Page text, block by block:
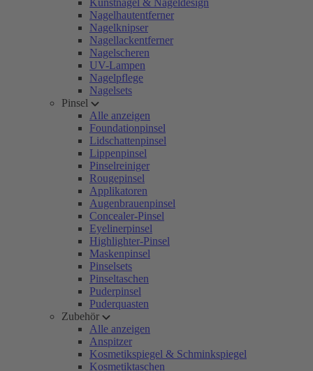
Kunstnägel & Nageldesign
Nagelhautentferner
Nagelknipser
Nagellackentferner
Nagelscheren
UV-Lampen
Nagelpflege
Nagelsets
Pinsel
Alle anzeigen
Foundationpinsel
Lidschattenpinsel
Lippenpinsel
Pinselreiniger
Rougepinsel
Applikatoren
Augenbrauenpinsel
Concealer-Pinsel
Eyelinerpinsel
Highlighter-Pinsel
Maskenpinsel
Pinselsets
Pinseltaschen
Puderpinsel
Puderquasten
Zubehör
Alle anzeigen
Anspitzer
Kosmetikspiegel & Schminkspiegel
Kosmetiktaschen